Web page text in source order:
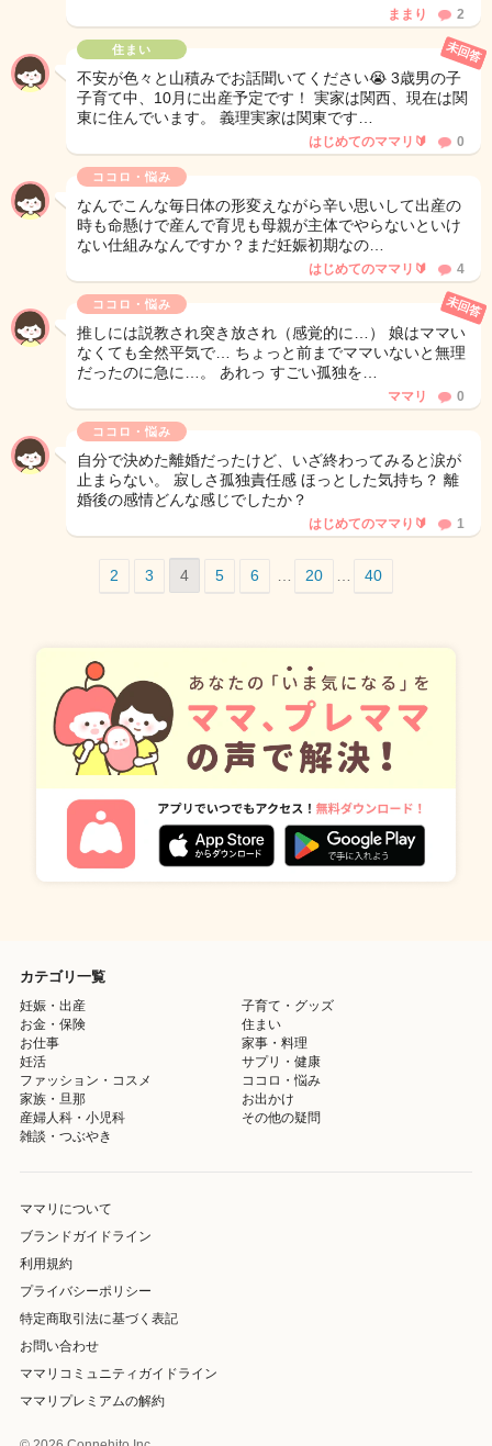
ままり 2
住まい
不安が色々と山積みでお話聞いてください😭 3歳男の子
子育て中、10月に出産予定です！ 実家は関西、現在は関
東に住んでいます。 義理実家は関東です…
未回答
はじめてのママリ🔰 0
ココロ・悩み
なんでこんな毎日体の形変えながら辛い思いして出産の
時も命懸けで産んで育児も母親が主体でやらないといけ
ない仕組みなんですか？まだ妊娠初期なの…
はじめてのママリ🔰 4
ココロ・悩み
推しには説教され突き放され（感覚的に…） 娘はママい
なくても全然平気で… ちょっと前までママいないと無理
だったのに急に…。 あれっ すごい孤独を…
未回答
ママリ 0
ココロ・悩み
自分で決めた離婚だったけど、いざ終わってみると涙が
止まらない。 寂しさ孤独責任感 ほっとした気持ち？ 離
婚後の感情どんな感じでしたか？
はじめてのママり🔰 1
2 3 4 5 6 20 40
カテゴリ一覧
妊娠・出産
子育て・グッズ
お金・保険
住まい
お仕事
家事・料理
妊活
サプリ・健康
ファッション・コスメ
ココロ・悩み
家族・旦那
お出かけ
産婦人科・小児科
その他の疑問
雑談・つぶやき
ママリについて
ブランドガイドライン
利用規約
プライバシーポリシー
特定商取引法に基づく表記
お問い合わせ
ママリコミュニティガイドライン
ママリプレミアムの解約